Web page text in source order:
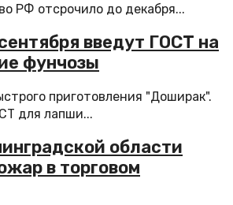
РФ отсрочило до декабря...
введут ГОСТ на
фунчозы
приготовления "Доширак".
для лапши...
области
в торговом